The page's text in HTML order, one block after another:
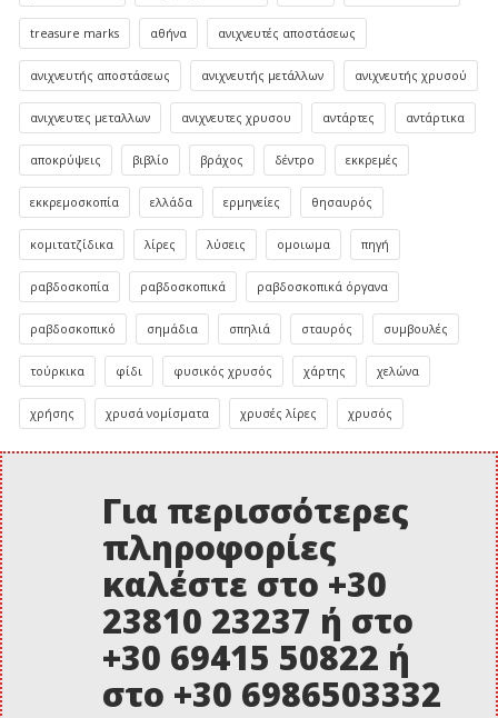
treasure marks αθήνα ανιχνευτές αποστάσεως
ανιχνευτής αποστάσεως ανιχνευτής μετάλλων ανιχνευτής χρυσού
ανιχνευτες μεταλλων ανιχνευτες χρυσου αντάρτες αντάρτικα
αποκρύψεις βιβλίο βράχος δέντρο εκκρεμές
εκκρεμοσκοπία ελλάδα ερμηνείες θησαυρός
κομιτατζίδικα λίρες λύσεις ομοιωμα πηγή
ραβδοσκοπία ραβδοσκοπικά ραβδοσκοπικά όργανα
ραβδοσκοπικό σημάδια σπηλιά σταυρός συμβουλές
τούρκικα φίδι φυσικός χρυσός χάρτης χελώνα
χρήσης χρυσά νομίσματα χρυσές λίρες χρυσός
Για περισσότερες
πληροφορίες
καλέστε στο +30
23810 23237 ή στο
+30 69415 50822 ή
στο +30 6986503332